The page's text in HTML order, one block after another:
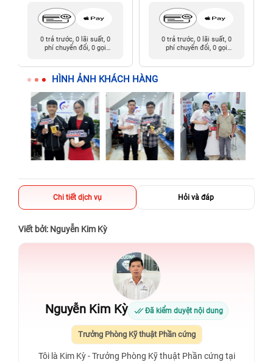
0 trả trước, 0 lãi suất, 0
phí chuyển đổi, 0 gọi
0 trả trước, 0 lãi suất, 0
phí chuyển đổi, 0 gọi
HÌNH ẢNH KHÁCH HÀNG
Chi tiết dịch vụ Hỏi và đáp
Viết bởi: Nguyễn Kim Kỳ
Nguyễn Kim Kỳ Đã kiểm duyệt nội dung
Trưởng Phòng Kỹ thuật Phần cứng
Tôi là Kim Kỳ - Trưởng Phòng Kỹ thuật Phần cứng tại